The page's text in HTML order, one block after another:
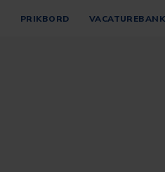
PRIKBORD VACATUREBANK